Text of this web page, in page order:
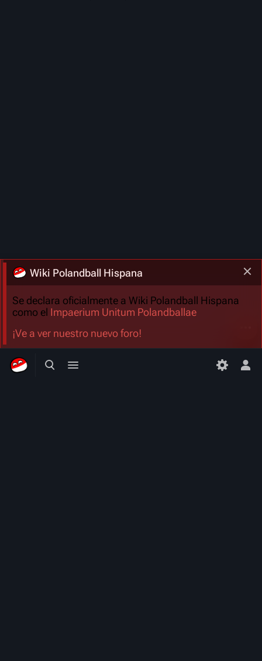
Búsqueda alternativa
Menú alternativo
Wiki Polandball Hispana
Se declara oficialmente a Wiki Polandball Hispana
como el Impaerium Unitum Polandballae
¡Ve a ver nuestro nuevo foro!